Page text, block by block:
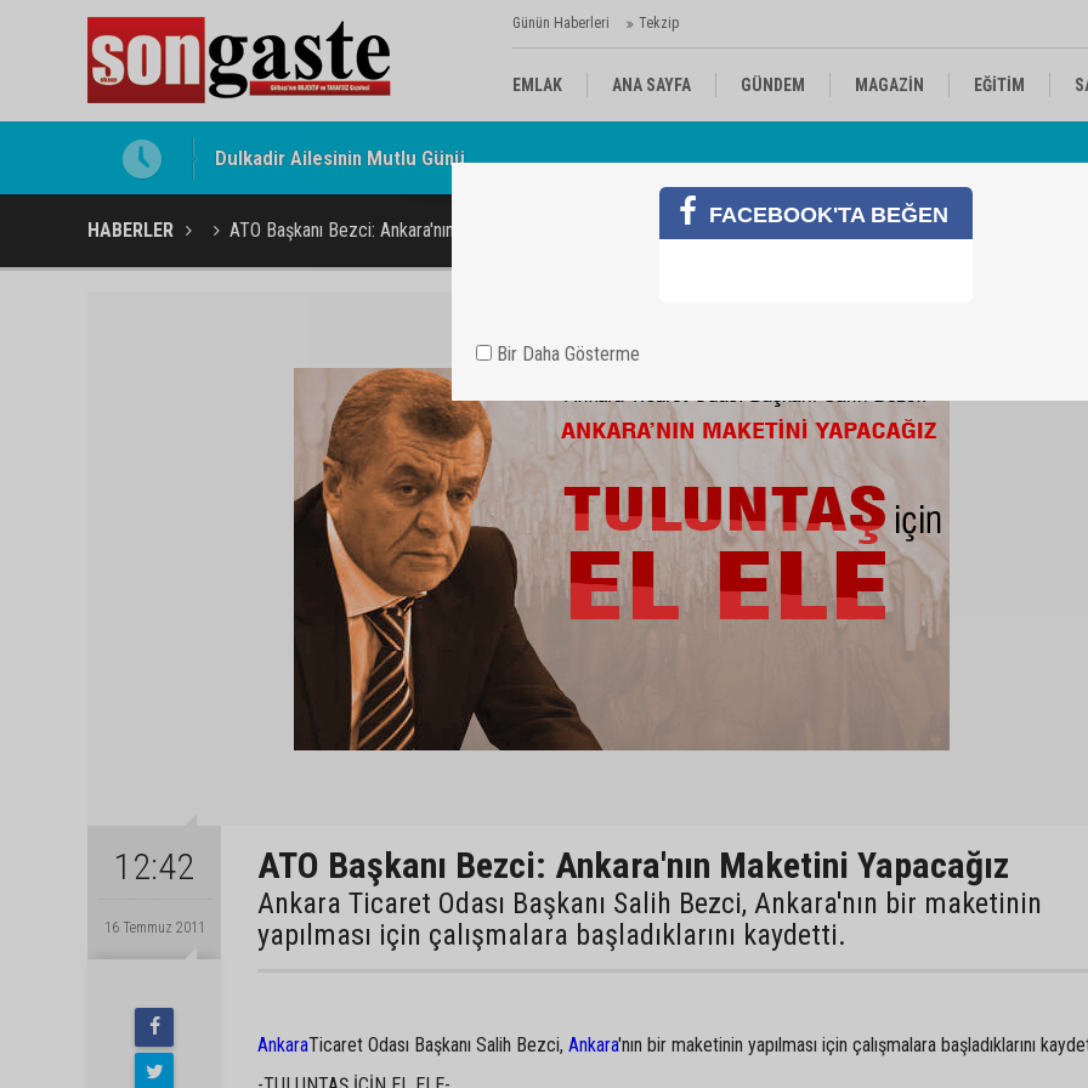
Günün Haberleri Tekzip
EMLAK ANA SAYFA GÜNDEM MAGAZİN EĞİTİM
Gölbaşı Esnafının Sesi Ankara Kalkınma Ajansı'nda
HABERLER ATO Başkanı Bezci: Ankara'nın Maketini Yapacağız
12:42
16 Temmuz 2011
ATO Başkanı Bezci: Ankara'nın Maketini Yapacağız
Ankara Ticaret Odası Başkanı Salih Bezci, Ankara'nın bir maketinin
yapılması için çalışmalara başladıklarını kaydetti.
AnkaraTicaret Odası Başkanı Salih Bezci, Ankara'nın bir maketinin yapılması için çalışmalara başladıklarını
FACEBOOK'TA BEĞEN
Bir Daha Gösterme